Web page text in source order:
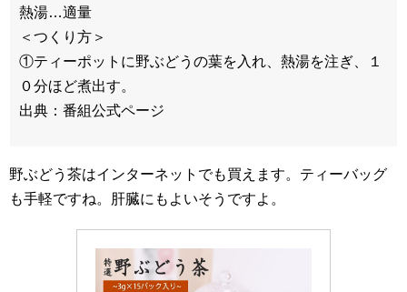
熱湯…適量
＜つくり方＞
①ティーポットに野ぶどうの葉を入れ、熱湯を注ぎ、１
０分ほど煮出す。
出典：番組公式ページ
野ぶどう茶はインターネットでも買えます。ティーバッグ
も手軽ですね。肝臓にもよいそうですよ。